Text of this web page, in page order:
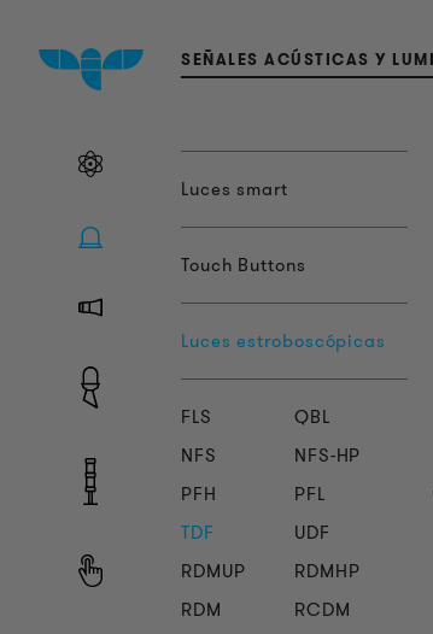
SEÑALES ACÚSTICAS Y
Luces smart
Touch Buttons
Luces estroboscópicas
FLS
QBL
NFS
NFS-HP
PFH
PFL
TDF
UDF
RDMUP
RDMHP
RDM
RCDM